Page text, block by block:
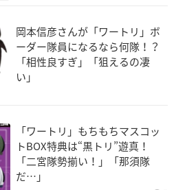
岡本信彦さんが「ワートリ」ボ
ーダー隊員になるなら何隊！？
「相性良すぎ」「狙えるの凄
い」
「ワートリ」もちもちマスコッ
トBOX特典は“黒トリ”遊真！
「二宮隊勢揃い！」「那須隊
だ…」